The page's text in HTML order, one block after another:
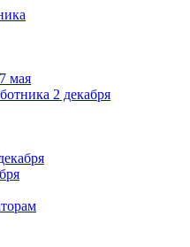
мая
2 декабря